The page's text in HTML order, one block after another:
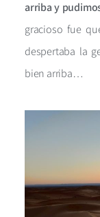
arriba y
gracioso fue
despertaba la
bien arriba…